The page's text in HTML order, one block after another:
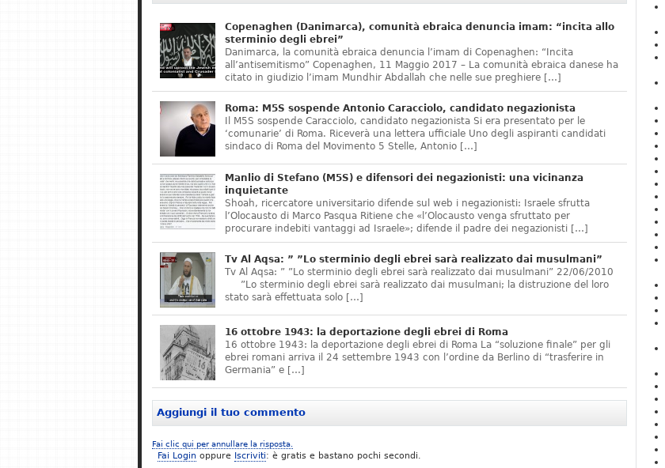
Copenaghen (Danimarca), comunità ebraica denuncia imam: “incita allo
sterminio degli ebrei”
Danimarca, la comunità ebraica denuncia l’imam di Copenaghen: “Incita
all’antisemitismo” Copenaghen, 11 Maggio 2017 – La comunità ebraica danese ha
citato in giudizio l’imam Mundhir Abdallah che nelle sue preghiere […]
Roma: M5S sospende Antonio Caracciolo, candidato negazionista
Il M5S sospende Caracciolo, candidato negazionista Si era presentato per le
‘comunarie’ di Roma. Riceverà una lettera ufficiale Uno degli aspiranti candidati
sindaco di Roma del Movimento 5 Stelle, Antonio […]
Manlio di Stefano (M5S) e difensori dei negazionisti: una vicinanza
inquietante
Shoah, ricercatore universitario difende sul web i negazionisti: Israele sfrutta
l’Olocausto di Marco Pasqua Ritiene che «l’Olocausto venga sfruttato per
procurare indebiti vantaggi ad Israele»; difende il padre dei negazionisti […]
Tv Al Aqsa: ” ”Lo sterminio degli ebrei sarà realizzato dai musulmani”
Tv Al Aqsa: ” ”Lo sterminio degli ebrei sarà realizzato dai musulmani” 22/06/2010
”Lo sterminio degli ebrei sarà realizzato dai musulmani; la distruzione del loro
stato sarà effettuata solo […]
16 ottobre 1943: la deportazione degli ebrei di Roma
16 ottobre 1943: la deportazione degli ebrei di Roma La “soluzione finale” per gli
ebrei romani arriva il 24 settembre 1943 con l’ordine da Berlino di “trasferire in
Germania” e […]
Aggiungi il tuo commento
Fai clic qui per annullare la risposta.
Fai Login oppure Iscriviti: è gratis e bastano pochi secondi.